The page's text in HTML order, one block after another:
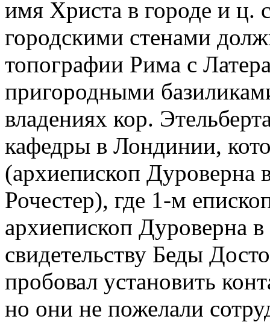
имя Христа в городе и ц.
городскими стенами
топографии Рима с
пригородными
владениях кор.
кафедры в Лондинии,
(архиепископ
Рочестер), где 1-м
архиепископ Дуроверна
свидетельству Беды
пробовал установить
но они не пожелали